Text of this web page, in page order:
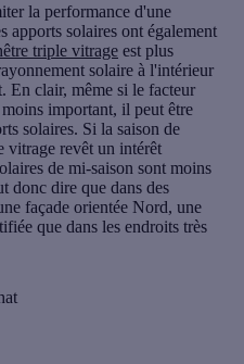
la performance d'une
apports solaires ont également
triple vitrage est plus
solaire à l'intérieur
En clair, même si le facteur
important, il peut être
solaires. Si la saison de
vitrage revêt un intérêt
de mi-saison sont moins
donc dire que dans des
façade orientée Nord, une
que dans les endroits très